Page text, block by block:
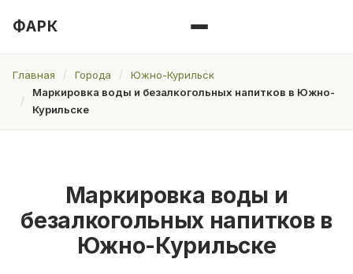
ФАРК
Главная Города
Южно-Курильск
Маркировка воды и безалкогольных напитков в Южно-
Курильске
Маркировка воды и
безалкогольных напитков в
Южно-Курильске